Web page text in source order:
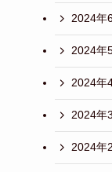
2024年
2024年
2024年
2024年
2024年